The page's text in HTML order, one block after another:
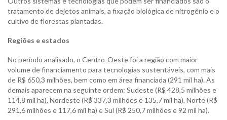
tratamento de dejetos animais, a fixação biológica de nitrogênio e o
cultivo de florestas plantadas.
Regiões e estados
No período analisado, o Centro-Oeste foi a região com maior
volume de financiamento para tecnologias sustentáveis, com mais
de R$ 650,3 milhões, bem como em área financiada (291 mil ha). As
demais aparecem na seguinte ordem: Sudeste (R$ 428,5 milhões e
114,8 mil ha), Nordeste (R$ 337,3 milhões e 135,7 mil ha), Norte (R$
291,6 milhões e 117,6 mil ha) e Sul (R$ 250,7 milhões e 92 mil ha).